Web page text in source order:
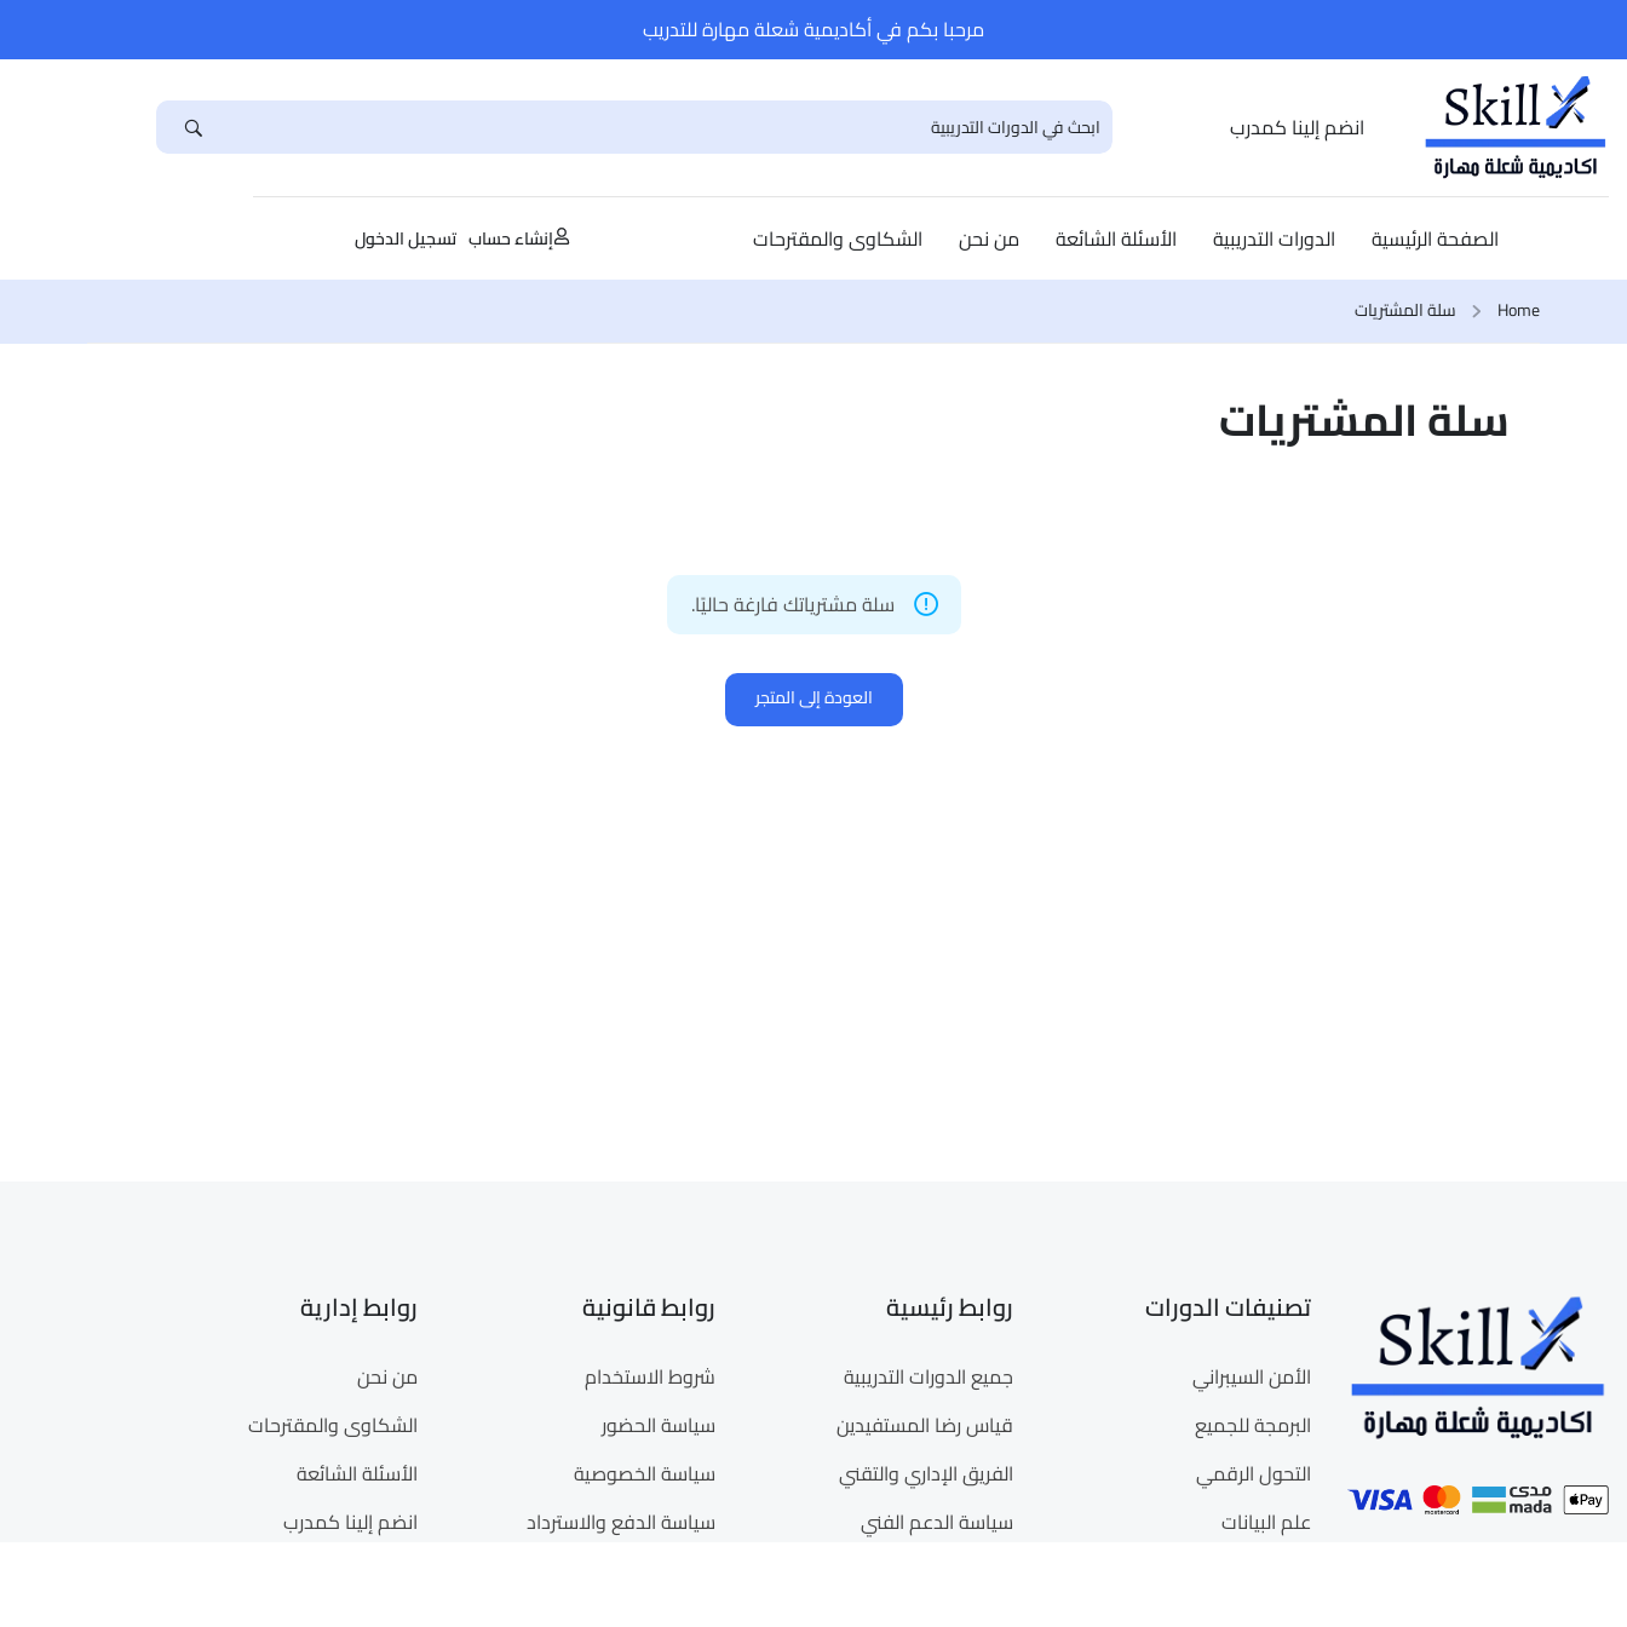
مرحبا بكم في أكاديمية شعلة مهارة للتدريب
انضم إلينا كمدرب
الصفحة الرئيسية الدورات التدريبية الأسئلة الشائعة من نحن الشكاوى والمقترحات إنشاء حساب تسجيل الدخول
Home سلة المشتريات
سلة المشتريات
سلة مشترياتك فارغة حاليًا.
العودة إلى المتجر
تصنيفات الدورات
الأمن السيبراني
البرمجة للجميع
التحول الرقمي
علم البيانات
روابط رئيسية
جميع الدورات التدريبية
قياس رضا المستفيدين
الفريق الإداري والتقني
سياسة الدعم الفني
روابط قانونية
شروط الاستخدام
سياسة الحضور
سياسة الخصوصية
سياسة الدفع والاسترداد
روابط إدارية
من نحن
الشكاوى والمقترحات
الأسئلة الشائعة
انضم إلينا كمدرب